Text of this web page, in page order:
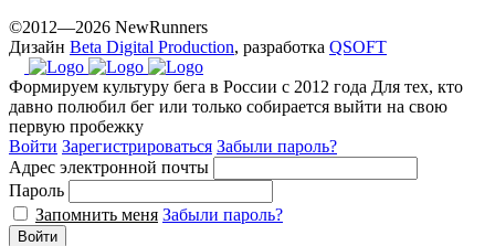
©2012—2026 NewRunners
Дизайн Beta Digital Production, разработка QSOFT
Формируем культуру бега в России с 2012 года Для тех, кто
давно полюбил бег или только собирается выйти на свою
первую пробежку
Войти Зарегистрироваться Забыли пароль?
Адрес электронной почты
Пароль
Запомнить меня Забыли пароль?
Войти